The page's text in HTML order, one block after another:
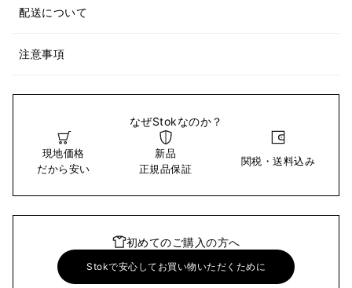
配送について
注意事項
なぜStokなのか？
現地価格
だから安い
新品
正規品保証
関税・送料込み
初めてのご購入の方へ
Stokで安心してお買い物いただくために